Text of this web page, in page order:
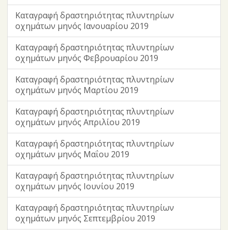
Καταγραφή δραστηριότητας πλυντηρίων
οχημάτων μηνός Ιανουαρίου 2019
Καταγραφή δραστηριότητας πλυντηρίων
οχημάτων μηνός Φεβρουαρίου 2019
Καταγραφή δραστηριότητας πλυντηρίων
οχημάτων μηνός Μαρτίου 2019
Καταγραφή δραστηριότητας πλυντηρίων
οχημάτων μηνός Απριλίου 2019
Καταγραφή δραστηριότητας πλυντηρίων
οχημάτων μηνός Μαΐου 2019
Καταγραφή δραστηριότητας πλυντηρίων
οχημάτων μηνός Ιουνίου 2019
Καταγραφή δραστηριότητας πλυντηρίων
οχημάτων μηνός Σεπτεμβρίου 2019